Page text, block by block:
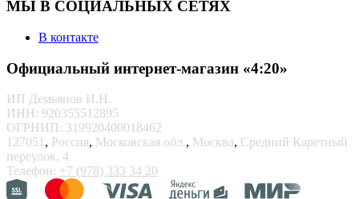
МЫ В СОЦИАЛЬНЫХ СЕТЯХ
В контакте
Официальный интернет-магазин «4:20»
ИП Демьянов И.Н.
ИНН: 920355512895
ОГРНИП: 319920400018462
127051 , Россия, Московская обл., Москва, Средний Каретный
переулок, 4
Телефон: +7 (978) 333 34 20